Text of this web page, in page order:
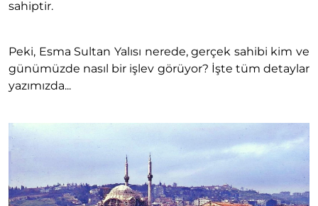
sahiptir.
Peki, Esma Sultan Yalısı nerede, gerçek sahibi kim ve
günümüzde nasıl bir işlev görüyor? İşte tüm detaylar
yazımızda...